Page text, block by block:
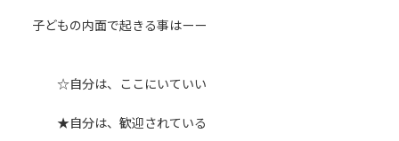
子どもの内面で起きる事はーー
☆自分は、ここにいていい
★自分は、歓迎されている